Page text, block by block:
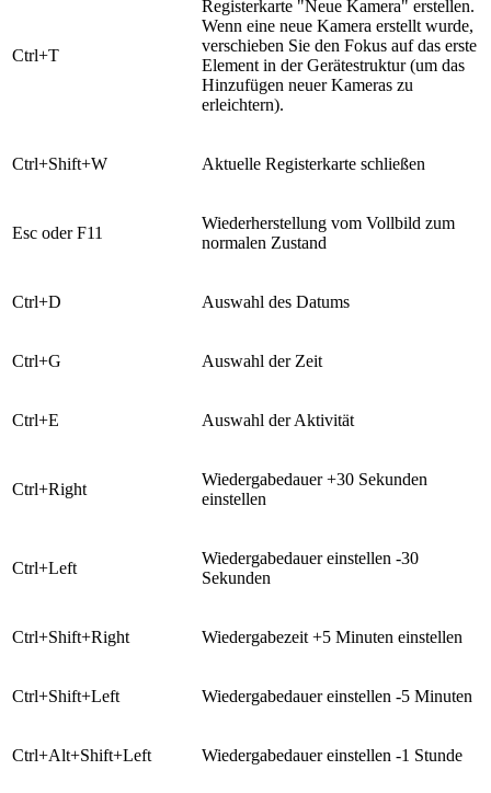
​Ctrl+T
​Registerkarte "Neue Kamera" erstellen.
Wenn eine neue Kamera erstellt wurde,
verschieben Sie den Fokus auf das erste
Element in der Gerätestruktur (um das
Hinzufügen neuer Kameras zu
erleichtern).
​Ctrl+Shift+W ​Aktuelle Registerkarte schließen
​Esc oder F11
​Wiederherstellung vom Vollbild zum
normalen Zustand
​Ctrl+D ​Auswahl des Datums
​Ctrl+G ​Auswahl der Zeit
​Ctrl+E ​Auswahl der Aktivität
​Ctrl+Right
Wiedergabedauer +30 Sekunden
einstellen
​Ctrl+Left
Wiedergabedauer einstellen -30
Sekunden
​Ctrl+Shift+Right ​Wiedergabezeit +5 Minuten einstellen
​Ctrl+Shift+Left ​Wiedergabedauer einstellen -5 Minuten
​Ctrl+Alt+Shift+Left ​Wiedergabedauer einstellen -1 Stunde